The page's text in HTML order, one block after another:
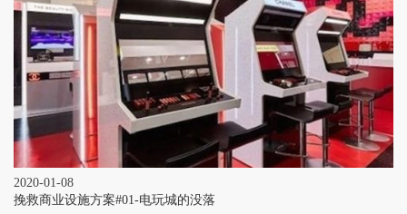
2020-01-08
挽救商业设施方案#01-电玩城的没落